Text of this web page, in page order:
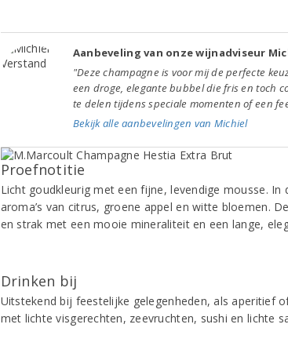
Aanbeveling van onze wijnadviseur
"Deze champagne is voor mij de perfecte
een droge, elegante bubbel die fris en toch
te delen tijdens speciale momenten of een
Bekijk alle aanbevelingen van Michiel
Proefnotitie
Licht goudkleurig met een fijne, levendige mousse. In
aroma’s van citrus, groene appel en witte bloemen.
en strak met een mooie mineraliteit en een lange,
Drinken bij
Uitstekend bij feestelijke gelegenheden, als aperitief
met lichte visgerechten, zeevruchten, sushi en lichte